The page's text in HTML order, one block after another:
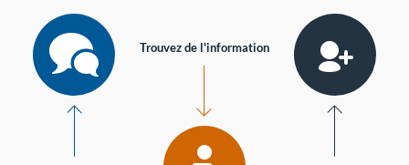
Trouvez de l'information